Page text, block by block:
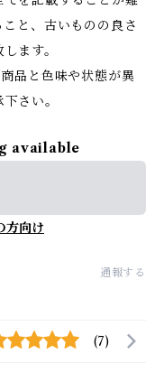
と、古いものの良さ
ます。
品と色味や状態が異
さい。
available
方向け
通報する
(7)